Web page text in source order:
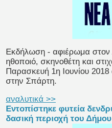
Εκδήλωση - αφιέρωμα
ηθοποιό, σκηνοθέτη και
Παρασκευή 1η Ιουνίου 2018
στην Σπάρτη.
αναλυτικά >>
Εντοπίστηκε φυτεία
δασική περιοχή του